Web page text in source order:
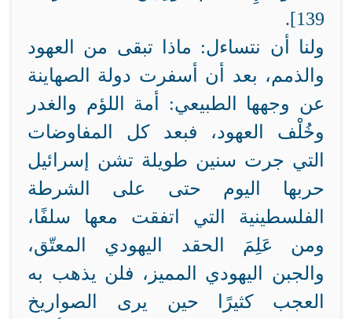
139].
ولنا أن نتساءل: ماذا تبقى من العهود
والذمم، بعد أن أسفرت دولة الصهاينة
عن وجهها الطبيعي: أمة اللؤم والغدر
وخُلْف العهود، فبعد كل المفاوضات
التي جرت سنين طويلة تشن إسرائيل
حربها اليوم حتى على الشرطة
الفلسطينية التي اتفقت معها سلفًا،
ومن عَلِمَ الحقد اليهودي المعتّق،
والجبن اليهودي المميز، فلن يذهب به
العجب كثيرًا حين يرى الصواريخ